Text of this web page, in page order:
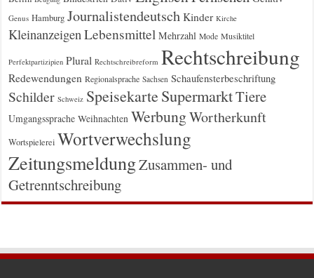
Genus Hamburg Journalistendeutsch Kinder Kirche
Kleinanzeigen Lebensmittel Mehrzahl Mode Musiktitel
Perfektpartizipien Plural Rechtschreibreform Rechtschreibung
Redewendungen Regionalsprache Sachsen Schaufensterbeschriftung
Schilder Schweiz Speisekarte SupermarktTiere
Umgangssprache Weihnachten WerbungWortherkunft
Wortspielerei Wortverwechslung
ZeitungsmeldungZusammen- und
Getrenntschreibung